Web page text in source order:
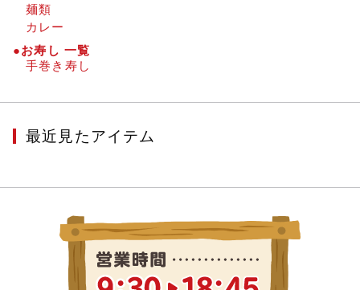
麺類
カレー
●お寿し 一覧
手巻き寿し
最近見たアイテム